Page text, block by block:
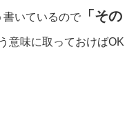
いているので
「その
意味に取っておけばOK